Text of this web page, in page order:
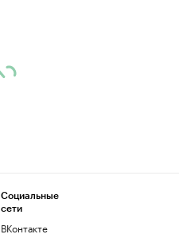
Социальные
сети
ВКонтакте